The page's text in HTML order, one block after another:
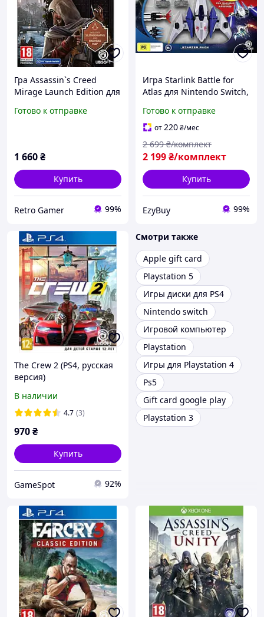
Гра Assassin`s Creed
Mirage Launch Edition для
Russian Subtitles, Blu-ray
Готово к отправке
1 660₴
Купить
Retro Gamer 99%
Игра Starlink Battle for
Atlas для Nintendo Switch,
с пилотами, звездолетом
и оружием
Готово к отправке
от220₴/мес
2 199₴/комплект
2 699 ₴/комплект
Купить
EzyBuy 99%
The Crew 2 (PS4, русская
версия)
В наличии
4.7 (3)
970₴
Купить
GameSpot 92%
Смотри также
Apple gift card
Playstation 5
Игры диски для PS4
Nintendo switch
Игровой компьютер
Playstation
Игры для Playstation 4
Ps5
Gift card google play
Playstation 3